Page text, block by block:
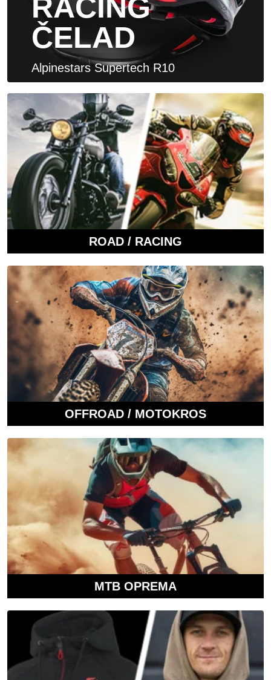
RACING
ČELAD
Alpinestars Supertech R10
ROAD / RACING
OFFROAD / MOTOKROS
MTB OPREMA